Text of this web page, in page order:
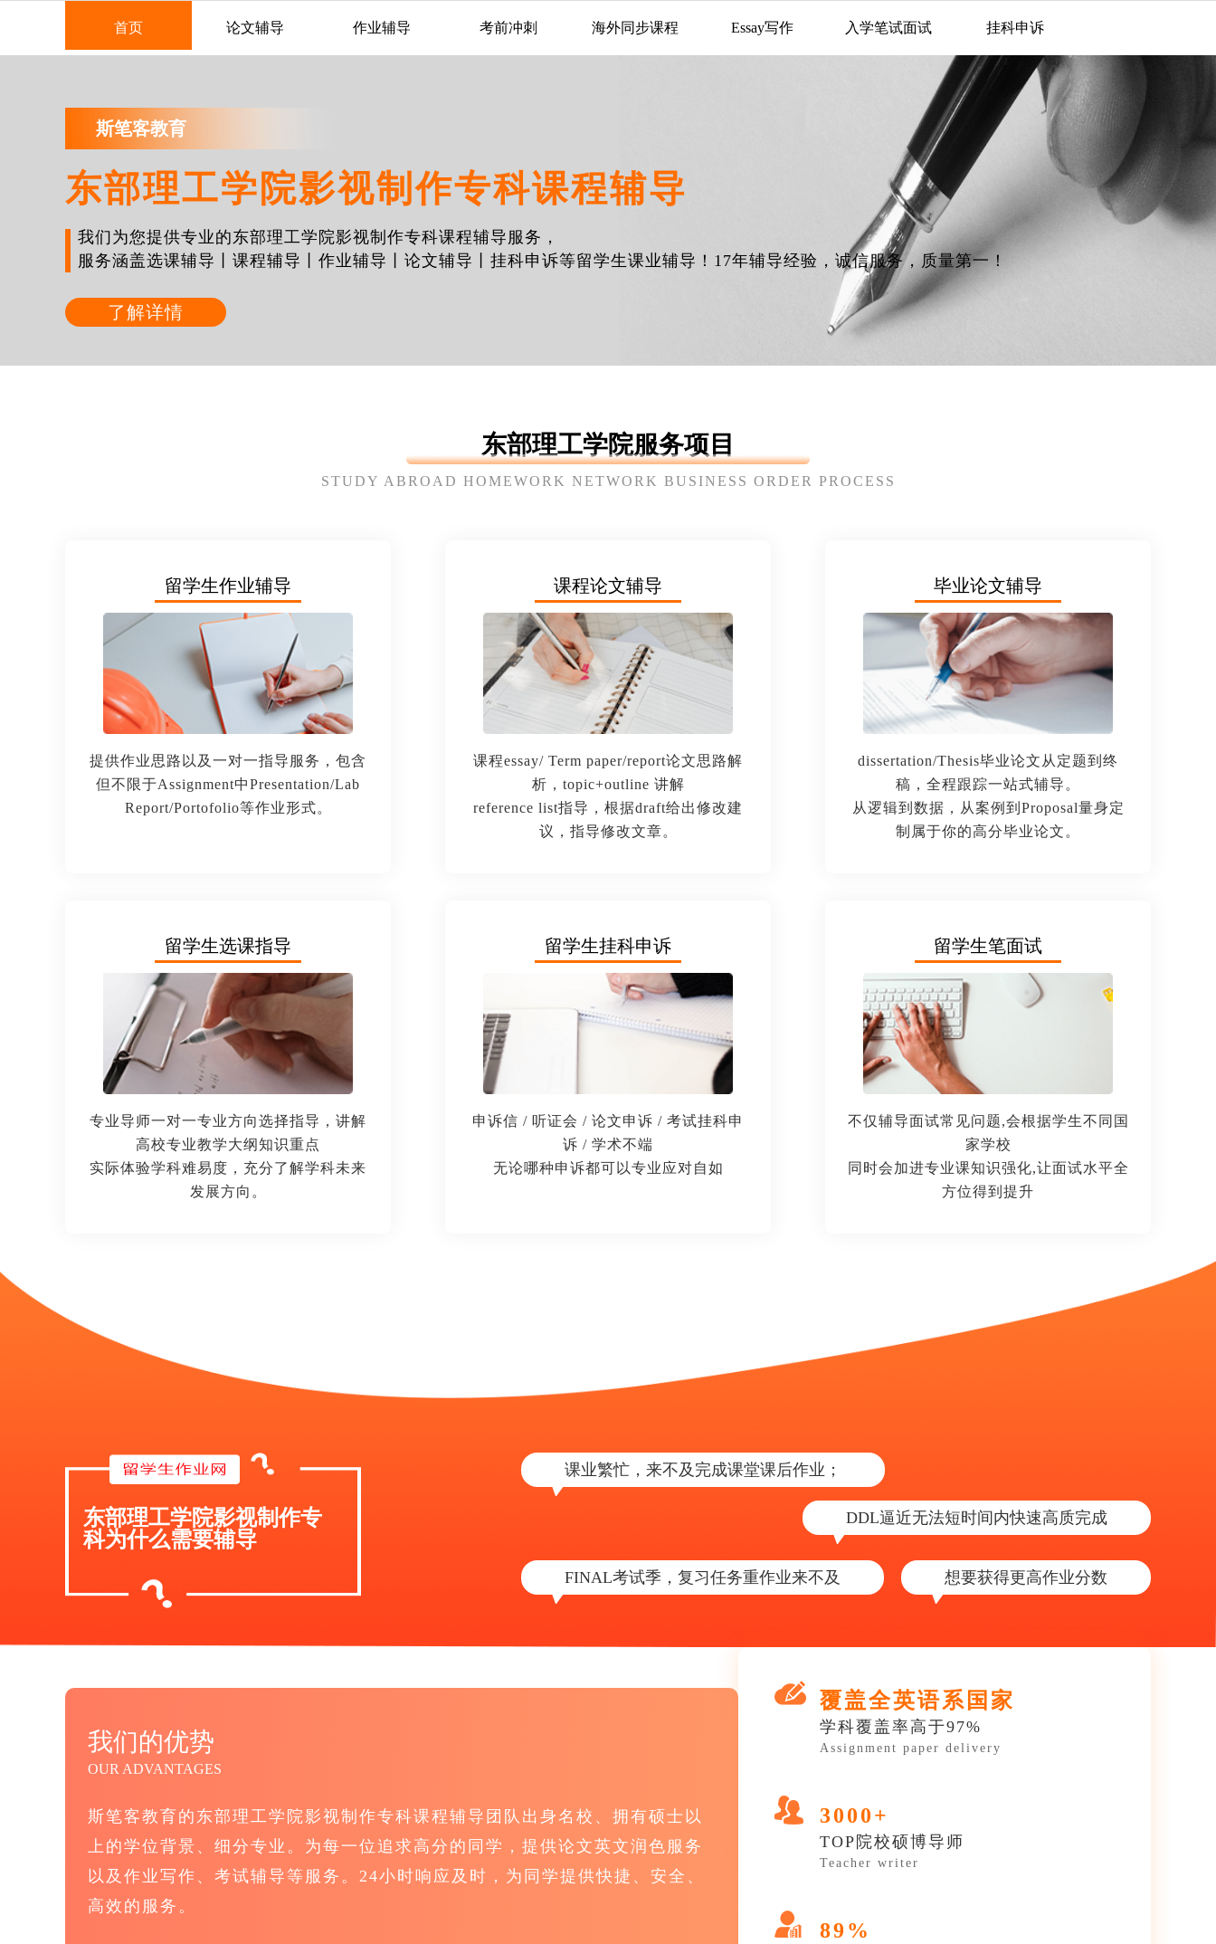
首页 论文辅导 作业辅导 考前冲刺 海外同步课程 Essay写作 入学笔试面试 挂科申诉
斯笔客教育
东部理工学院影视制作专科课程辅导
我们为您提供专业的东部理工学院影视制作专科课程辅导服务，
服务涵盖选课辅导丨课程辅导丨作业辅导丨论文辅导丨挂科申诉等留学生课业辅导！17年辅导经验，诚信服务，质量第一！
了解详情
东部理工学院服务项目
STUDY ABROAD HOMEWORK NETWORK BUSINESS ORDER PROCESS
留学生作业辅导
提供作业思路以及一对一指导服务，包含
但不限于Assignment中Presentation/Lab
Report/Portofolio等作业形式。
课程论文辅导
课程essay/ Term paper/report论文思路解
析，topic+outline 讲解
reference list指导，根据draft给出修改建
议，指导修改文章。
毕业论文辅导
dissertation/Thesis毕业论文从定题到终
稿，全程跟踪一站式辅导。
从逻辑到数据，从案例到Proposal量身定
制属于你的高分毕业论文。
留学生选课指导
专业导师一对一专业方向选择指导，讲解
高校专业教学大纲知识重点
实际体验学科难易度，充分了解学科未来
发展方向。
留学生挂科申诉
申诉信 / 听证会 / 论文申诉 / 考试挂科申
诉 / 学术不端
无论哪种申诉都可以专业应对自如
留学生笔面试
不仅辅导面试常见问题,会根据学生不同国
家学校
同时会加进专业课知识强化,让面试水平全
方位得到提升
东部理工学院影视制作专
科为什么需要辅导
课业繁忙，来不及完成课堂课后作业；
DDL逼近无法短时间内快速高质完成
FINAL考试季，复习任务重作业来不及 想要获得更高作业分数
我们的优势
OUR ADVANTAGES
斯笔客教育的东部理工学院影视制作专科课程辅导团队出身名校、拥有硕士以
上的学位背景、细分专业。为每一位追求高分的同学，提供论文英文润色服务
以及作业写作、考试辅导等服务。24小时响应及时，为同学提供快捷、安全、
高效的服务。
覆盖全英语系国家
学科覆盖率高于97%
Assignment paper delivery
3000+
TOP院校硕博导师
Teacher writer
89%